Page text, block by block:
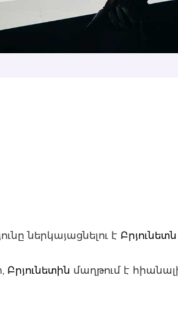
ներկայացնելու է Բրյունետն
Բրյունետին մաղթում է